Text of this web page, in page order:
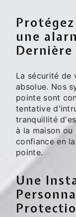
une
La sécurité de
absolue. Nos
pointe sont
tentative
tranquillité
à la maison
confiance en
pointe.
Une